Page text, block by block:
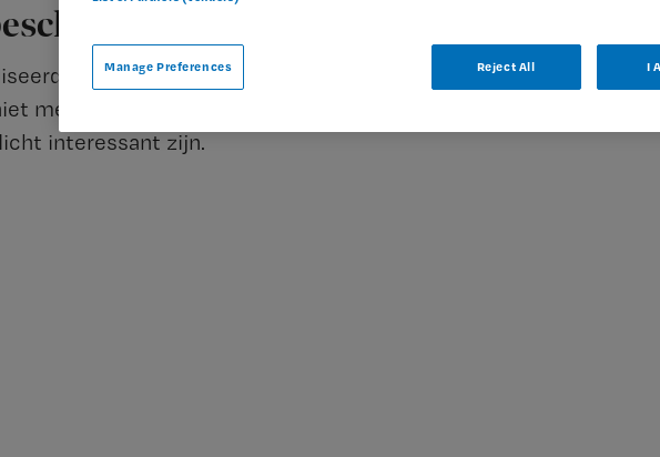
regieverpleegkundige dialyse - parttime of fulltime bij
meer actueel. Hieronder staan enkele vergelijkbare
interessant zijn.
Manage Preferences Reject All I